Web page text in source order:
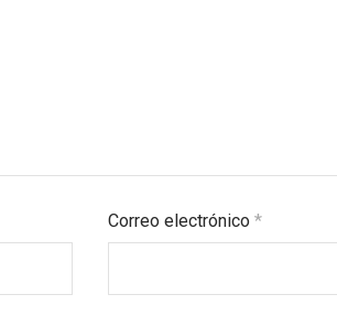
Correo electrónico*